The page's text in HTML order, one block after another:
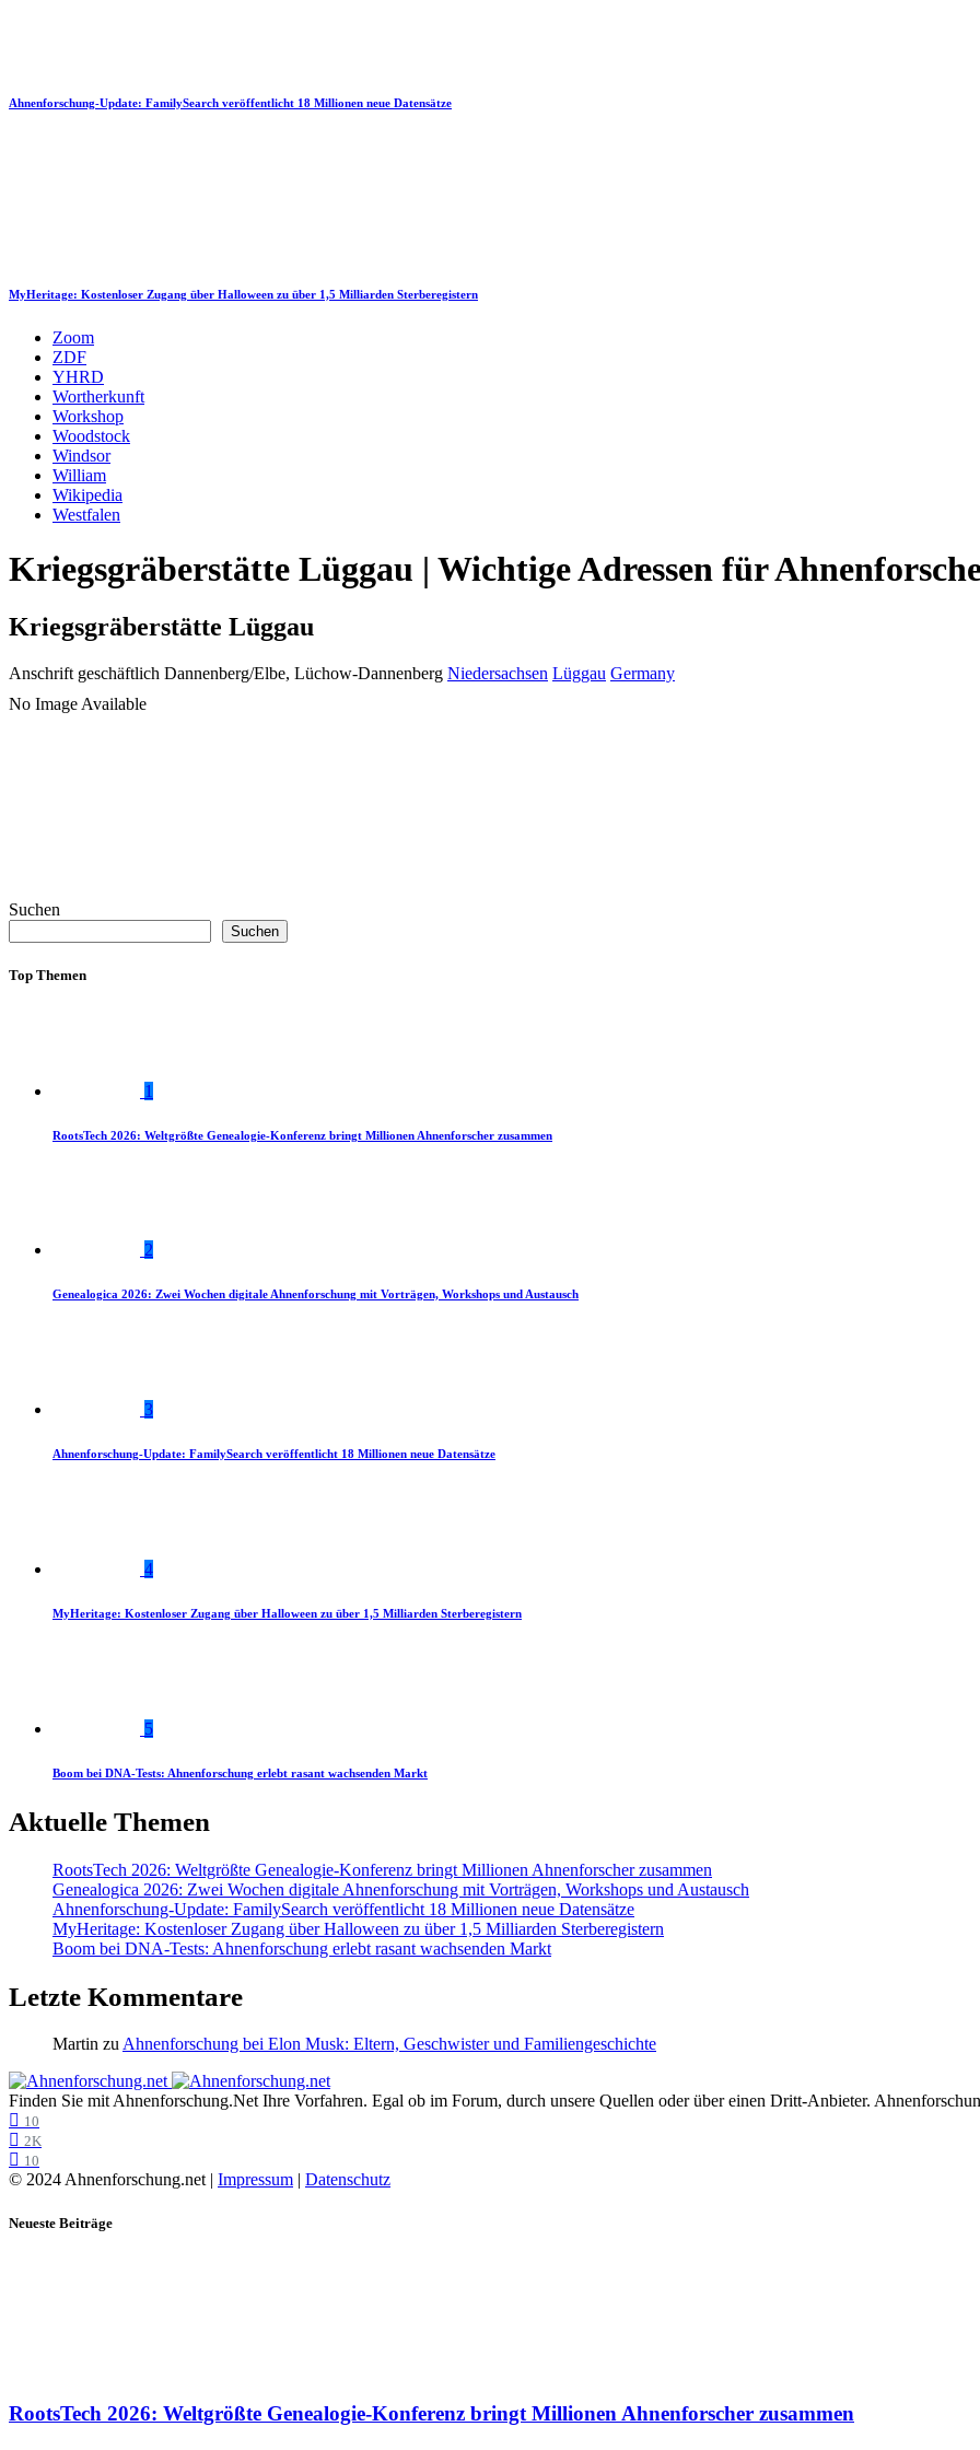
Ahnenforschung-Update: FamilySearch veröffentlicht 18 Millionen neue Datensätze
MyHeritage: Kostenloser Zugang über Halloween zu über 1,5 Milliarden Sterberegistern
Zoom
ZDF
YHRD
Wortherkunft
Workshop
Woodstock
Windsor
William
Wikipedia
Westfalen
Kriegsgräberstätte Lüggau | Wichtige Adressen für
Kriegsgräberstätte Lüggau
Anschrift geschäftlich Dannenberg/Elbe, Lüchow-Dannenberg Niedersachsen Lüggau Germany
No Image Available
Suchen
Suchen
Top Themen
1
RootsTech 2026: Weltgrößte Genealogie-Konferenz bringt Millionen Ahnenforscher zusammen
2
Genealogica 2026: Zwei Wochen digitale Ahnenforschung mit Vorträgen, Workshops und Austausch
3
Ahnenforschung-Update: FamilySearch veröffentlicht 18 Millionen neue Datensätze
4
MyHeritage: Kostenloser Zugang über Halloween zu über 1,5 Milliarden Sterberegistern
5
Boom bei DNA-Tests: Ahnenforschung erlebt rasant wachsenden Markt
Aktuelle Themen
RootsTech 2026: Weltgrößte Genealogie-Konferenz bringt Millionen Ahnenforscher zusammen
Genealogica 2026: Zwei Wochen digitale Ahnenforschung mit Vorträgen, Workshops und Austausch
Ahnenforschung-Update: FamilySearch veröffentlicht 18 Millionen neue Datensätze
MyHeritage: Kostenloser Zugang über Halloween zu über 1,5 Milliarden Sterberegistern
Boom bei DNA-Tests: Ahnenforschung erlebt rasant wachsenden Markt
Letzte Kommentare
Martin zuAhnenforschung bei Elon Musk: Eltern, Geschwister und Familiengeschichte
Finden Sie mit Ahnenforschung.Net Ihre Vorfahren. Egal ob im Forum, durch unsere Quellen oder über einen Dritt-Anbieter.
10
2K
10
© 2024 Ahnenforschung.net | Impressum Datenschutz
Neueste Beiträge
RootsTech 2026: Weltgrößte Genealogie-Konferenz bringt Millionen Ahnenforscher zusammen